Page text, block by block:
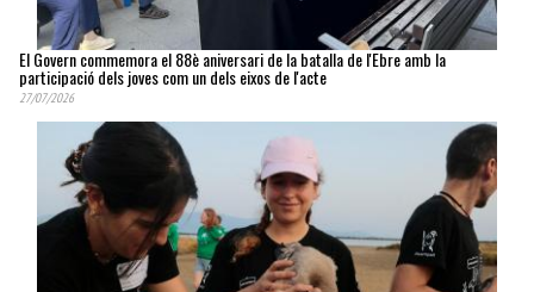
El Govern commemora el 88è aniversari de la batalla de l'Ebre amb la
participació dels joves com un dels eixos de l'acte
27/07/2026